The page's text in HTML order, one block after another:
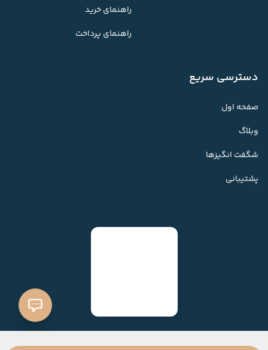
راهنمای خرید
راهنمای پرداخت
دسترسی سریع
صفحه اول
وبلاگ
شگفت انگیزها
پشتیبانی